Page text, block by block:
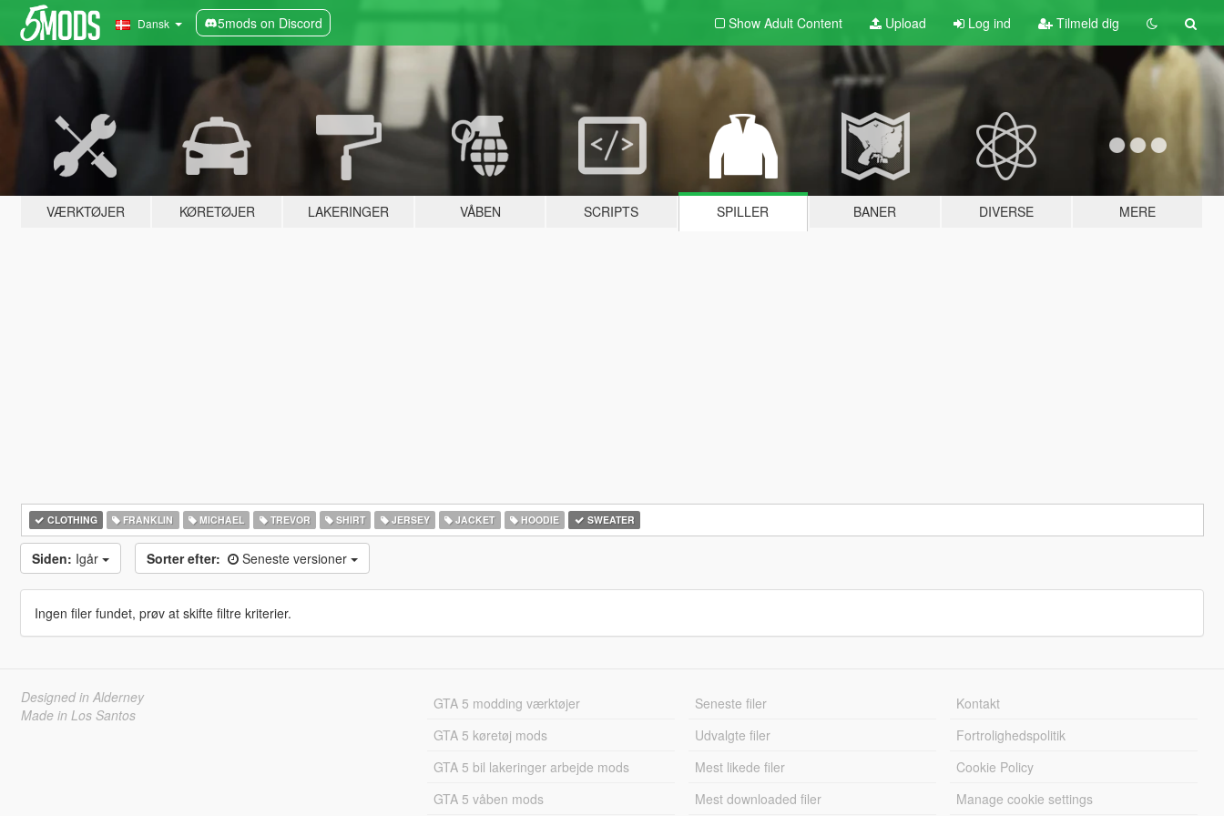
Dansk 5mods on Discord Show Adult Content Upload Log ind Tilmeld dig
VÆRKTØJER KØRETØJER LAKERINGER VÅBEN SCRIPTS SPILLER BANER DIVERSE MERE
CLOTHING FRANKLIN MICHAEL TREVOR SHIRT JERSEY JACKET HOODIE SWEATER
Siden: Igår Sorter efter: Seneste versioner
Ingen filer fundet, prøv at skifte filtre kriterier.
Designed in Alderney
Made in Los Santos
GTA 5 modding værktøjer
GTA 5 køretøj mods
GTA 5 bil lakeringer arbejde mods
GTA 5 våben mods
Seneste filer
Udvalgte filer
Mest likede filer
Mest downloaded filer
Kontakt
Fortrolighedspolitik
Cookie Policy
Manage cookie settings